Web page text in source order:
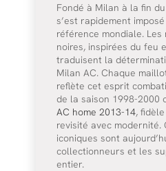
Fondé à Milan à la fin
s’est rapidement
référence mondiale.
noires, inspirées du feu
traduisent la
Milan AC. Chaque
reflète cet esprit
de la saison 1998-2000
AC home 2013-14,
revisité avec modernité.
iconiques sont
collectionneurs et les
entier.